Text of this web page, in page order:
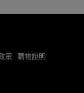
策 購物說明